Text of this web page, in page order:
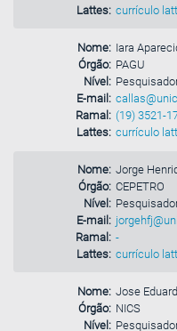
Lattes: currículo
Nome: Iara
Órgão: PAGU
Nível:
E-mail:
Ramal: (19) 3521-
Lattes: currículo
Nome: Jorge
Órgão: CEPETRO
Nível:
E-mail:
Ramal: -
Lattes: currículo
Nome: Jose
Órgão: NICS
Nível: